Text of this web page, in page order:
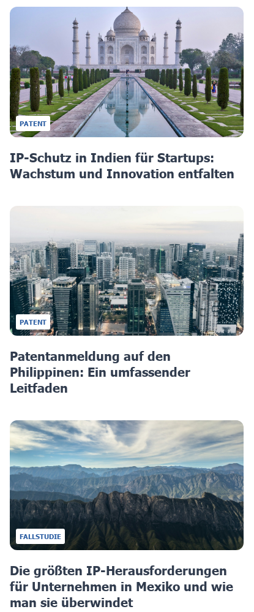
PATENT
IP-Schutz in Indien für Startups:
Wachstum und Innovation entfalten
PATENT
Patentanmeldung auf den
Philippinen: Ein umfassender
Leitfaden
FALLSTUDIE
Die größten IP-Herausforderungen
für Unternehmen in Mexiko und wie
man sie überwindet